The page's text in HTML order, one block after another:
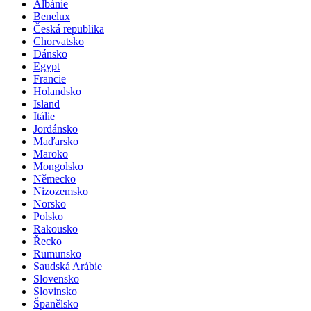
Albánie
Benelux
Česká republika
Chorvatsko
Dánsko
Egypt
Francie
Holandsko
Island
Itálie
Jordánsko
Maďarsko
Maroko
Mongolsko
Německo
Nizozemsko
Norsko
Polsko
Rakousko
Řecko
Rumunsko
Saudská Arábie
Slovensko
Slovinsko
Španělsko